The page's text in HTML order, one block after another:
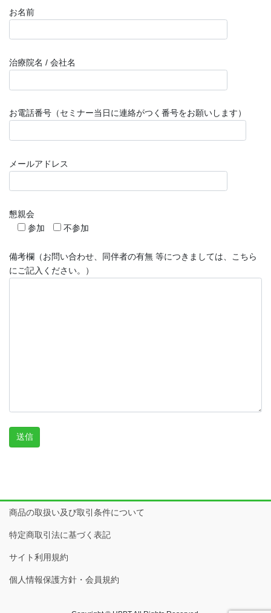
お名前
治療院名 / 会社名
お電話番号（セミナー当日に連絡がつく番号をお願いします）
メールアドレス
懇親会
参加
不参加
備考欄（お問い合わせ、同伴者の有無 等につきましては、こちら
にご記入ください。）
商品の取扱い及び取引条件について
特定商取引法に基づく表記
サイト利用規約
個人情報保護方針・会員規約